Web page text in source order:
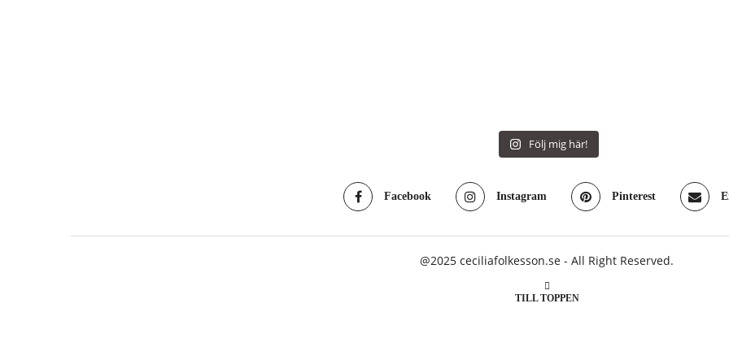
Följ mig här!
Facebook Instagram Pinterest
@2025 ceciliafolkesson.se - All Right Reserved.
TILL TOPPEN